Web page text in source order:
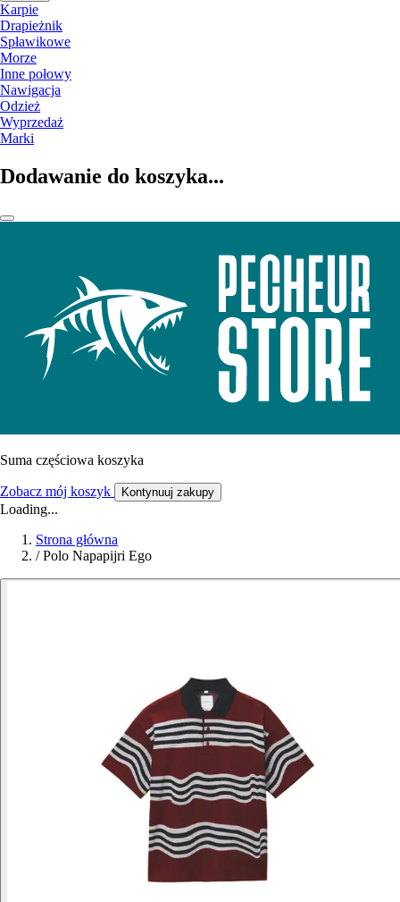
Karpie
Drapieżnik
Spławikowe
Morze
Inne połowy
Nawigacja
Odzież
Wyprzedaż
Marki
Dodawanie do koszyka...
Suma częściowa koszyka
Zobacz mój koszyk Kontynuuj zakupy
Loading...
Strona główna
/ Polo Napapijri Ego